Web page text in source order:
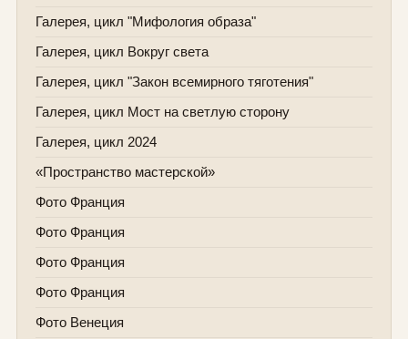
Галерея, цикл "Мифология образа"
Галерея, цикл Вокруг света
Галерея, цикл "Закон всемирного тяготения"
Галерея, цикл Мост на светлую сторону
Галерея, цикл 2024
«Пространство мастерской»
Фото Франция
Фото Франция
Фото Франция
Фото Франция
Фото Венеция